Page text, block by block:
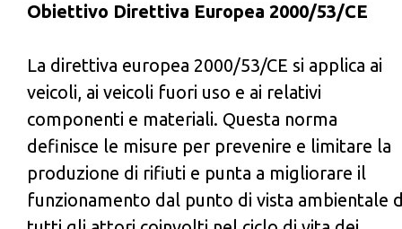
Obiettivo Direttiva Europea 2000/53/CE
La direttiva europea 2000/53/CE si applica ai
veicoli, ai veicoli fuori uso e ai relativi
componenti e materiali. Questa norma
definisce le misure per prevenire e limitare la
produzione di rifiuti e punta a migliorare il
funzionamento dal punto di vista ambientale